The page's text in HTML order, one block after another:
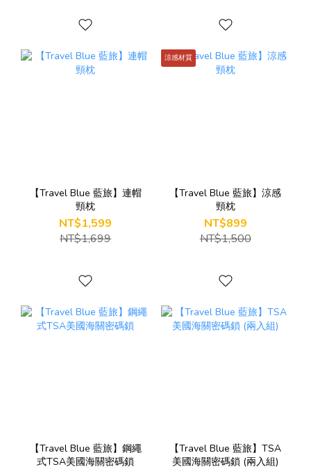
【Travel Blue 藍旅】連帽
頸枕
NT$1,599
NT$1,699
涼感材質
【Travel Blue 藍旅】涼感
頸枕
NT$899
NT$1,500
【Travel Blue 藍旅】鋼繩
式TSA美國海關密碼鎖
【Travel Blue 藍旅】TSA
美國海關密碼鎖 (兩入組)